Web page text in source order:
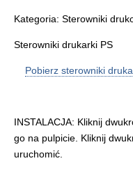
Kategoria: Sterowniki
Sterowniki drukarki PS
Pobierz sterowniki
INSTALACJA: Kliknij
go na pulpicie. Kliknij
uruchomić.